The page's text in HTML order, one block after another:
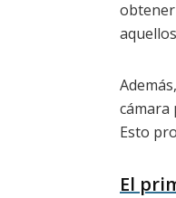
cámara
Esto
El